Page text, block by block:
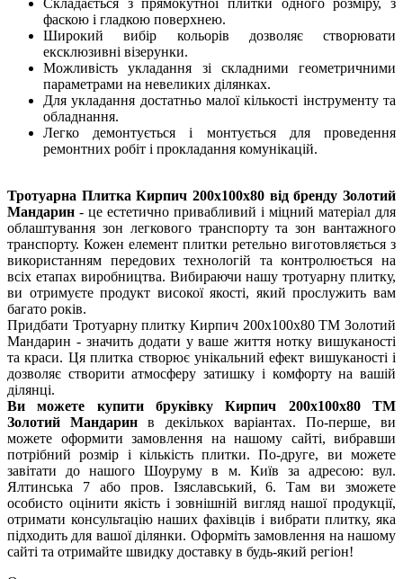
фаскою і гладкою поверхнею.
Широкий вибір кольорів дозволяє створювати
ексклюзивні візерунки.
Можливість укладання зі складними геометричними
параметрами на невеликих ділянках.
Для укладання достатньо малої кількості інструменту та
обладнання.
Легко демонтується і монтується для проведення
ремонтних робіт і прокладання комунікацій.
Тротуарна Плитка Кирпич 200х100х80 від бренду Золотий
Мандарин - це естетично привабливий і міцний матеріал для
облаштування зон легкового транспорту та зон вантажного
транспорту. Кожен елемент плитки ретельно виготовляється з
використанням передових технологій та контролюється на
всіх етапах виробництва. Вибираючи нашу тротуарну плитку,
ви отримуєте продукт високої якості, який прослужить вам
багато років.
Придбати Тротуарну плитку Кирпич 200х100х80 ТМ Золотий
Мандарин - значить додати у ваше життя нотку вишуканості
та краси. Ця плитка створює унікальний ефект вишуканості і
дозволяє створити атмосферу затишку і комфорту на вашій
ділянці.
Ви можете купити бруківку Кирпич 200х100х80 ТМ
Золотий Мандарин в декількох варіантах. По-перше, ви
можете оформити замовлення на нашому сайті, вибравши
потрібний розмір і кількість плитки. По-друге, ви можете
завітати до нашого Шоуруму в м. Київ за адресою: вул.
Ялтинська 7 або пров. Ізяславський, 6. Там ви зможете
особисто оцінити якість і зовнішній вигляд нашої продукції,
отримати консультацію наших фахівців і вибрати плитку, яка
підходить для вашої ділянки. Оформіть замовлення на нашому
сайті та отримайте швидку доставку в будь-який регіон!